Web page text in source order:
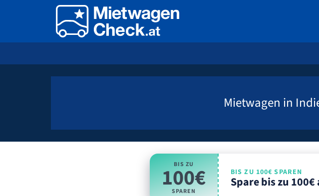
Mietwagen in
BIS ZU
100€
SPAREN
BIS ZU 100€ SPAREN
Spare bis zu